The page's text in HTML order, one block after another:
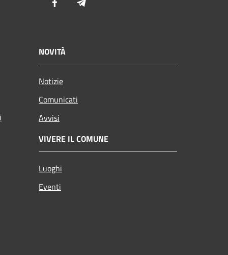
Facebook
NOVITÀ
Notizie
Comunicati
Avvisi
VIVERE IL COMUNE
Luoghi
Eventi